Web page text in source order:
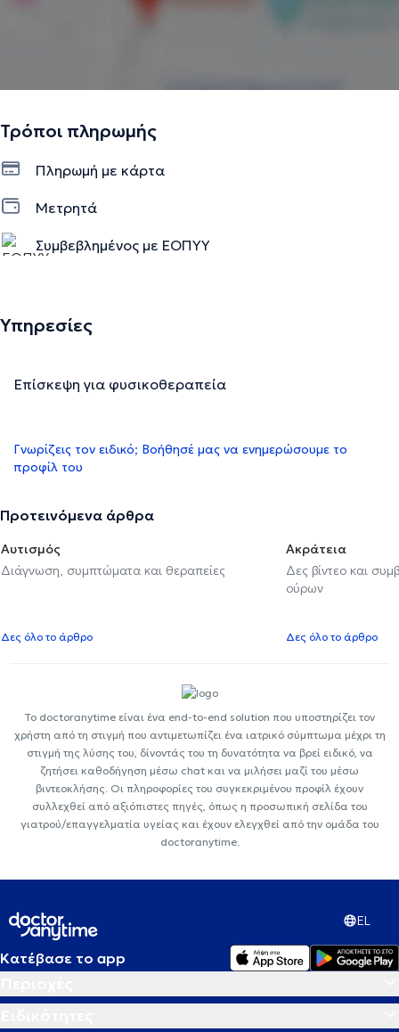
Τρόποι πληρωμής
Πληρωμή με κάρτα
Μετρητά
Συμβεβλημένος με ΕΟΠΥΥ
Υπηρεσίες
Επίσκεψη για φυσικοθεραπεία
Γνωρίζεις τον ειδικό; Βοήθησέ μας να ενημερώσουμε το
προφίλ του
Προτεινόμενα άρθρα
Αυτισμός
Διάγνωση, συμπτώματα και θεραπείες
Δες όλο το άρθρο
Ακράτεια
Δες βίντεο και
ούρων
Δες όλο το άρθρο
Το doctoranytime είναι ένα end-to-end solution που υποστηρίζει τον
χρήστη από τη στιγμή που αντιμετωπίζει ένα ιατρικό σύμπτωμα μέχρι τη
στιγμή της λύσης του, δίνοντάς του τη δυνατότητα να βρεί ειδικό, να
ζητήσει καθοδήγηση μέσω chat και να μιλήσει μαζί του μέσω
βιντεοκλήσης. Οι πληροφορίες του συγκεκριμένου προφίλ έχουν
συλλεχθεί από αξιόπιστες πηγές, όπως η προσωπική σελίδα του
γιατρού/επαγγελματία υγείας και έχουν ελεγχθεί από την ομάδα του
doctoranytime.
EL
Κατέβασε το app